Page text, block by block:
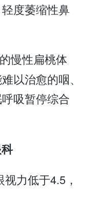
度萎缩性鼻
慢性扁桃体
以治愈的咽、
吸暂停综合
力低于4.5，